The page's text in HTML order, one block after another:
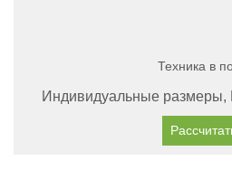
Техника в
Индивидуальные размеры,